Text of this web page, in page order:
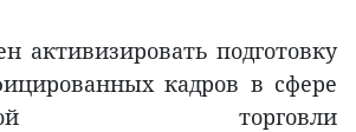
активизировать подготовку
кадров в сфере
торговли